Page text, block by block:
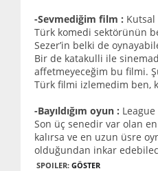
-Sevmediğim film : Kutsal
Türk komedi sektörünün
Sezer’in belki de
Bir de katakulli ile
affetmeyeceğim bu filmi.
Türk filmi izlemedim ben,
-Bayıldığım oyun :
Son üç senedir var olan
kalırsa ve en uzun üsre
olduğundan inkar
SPOILER: GÖSTER